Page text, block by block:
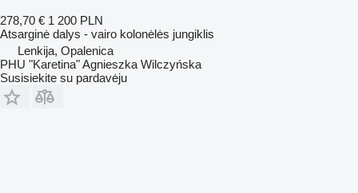
278,70 € 1 200 PLN
Atsarginė dalys - vairo kolonėlės jungiklis
Lenkija, Opalenica
PHU "Karetina" Agnieszka Wilczyńska
Susisiekite su pardavėju